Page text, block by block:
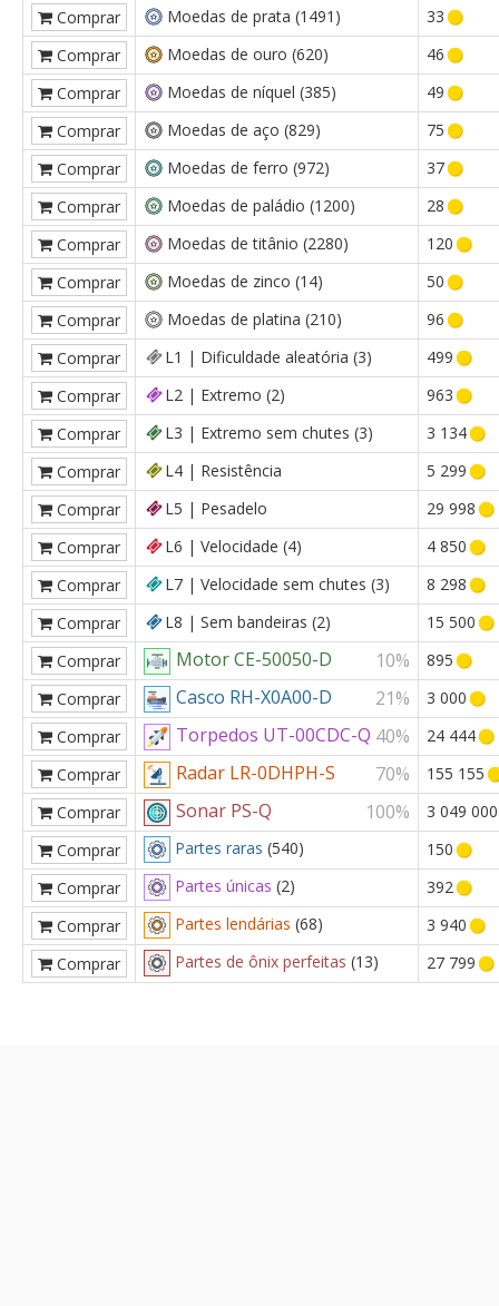
Comprar
Moedas de prata (1491)
33
Comprar
Moedas de ouro (620)
46
Comprar
Moedas de níquel (385)
49
Comprar
Moedas de aço (829)
75
Comprar
Moedas de ferro (972)
37
Comprar
Moedas de paládio (1200)
28
Comprar
Moedas de titânio (2280)
120
Comprar
Moedas de zinco (14)
50
Comprar
Moedas de platina (210)
96
Comprar
L1 | Dificuldade aleatória (3)
499
Comprar
L2 | Extremo (2)
963
Comprar
L3 | Extremo sem chutes (3)
3 134
Comprar
L4 | Resistência
5 299
Comprar
L5 | Pesadelo
29 998
Comprar
L6 | Velocidade (4)
4 850
Comprar
L7 | Velocidade sem chutes (3)
8 298
Comprar
L8 | Sem bandeiras (2)
15 500
Comprar
Motor CE-50050-D 10%
895
Comprar
Casco RH-X0A00-D 21%
3 000
Comprar
Torpedos UT-00CDC-Q 40%
24 444
Comprar
Radar LR-0DHPH-S 70%
155 155
Comprar
Sonar PS-Q 100%
3 049 000
Comprar
Partes raras (540)
150
Comprar
Partes únicas (2)
392
Comprar
Partes lendárias (68)
3 940
Comprar
Partes de ônix perfeitas (13) 27 799